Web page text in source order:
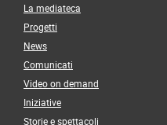
La mediateca
Progetti
News
Comunicati
Video on demand
Iniziative
Storie e spettacoli